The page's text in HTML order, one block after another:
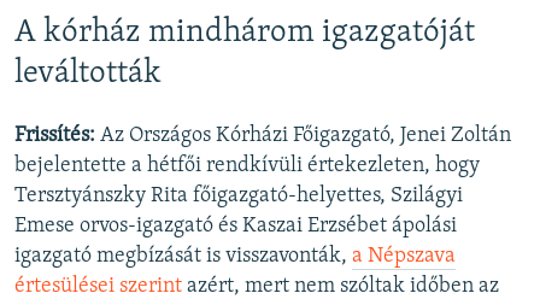
A kórház mindhárom igazgatóját
leváltották
Frissítés: Az Országos Kórházi Főigazgató, Jenei Zoltán
bejelentette a hétfői rendkívüli értekezleten, hogy
Tersztyánszky Rita főigazgató-helyettes, Szilágyi
Emese orvos-igazgató és Kaszai Erzsébet ápolási
igazgató megbízását is visszavonták, a Népszava
értesülései szerint azért, mert nem szóltak időben az